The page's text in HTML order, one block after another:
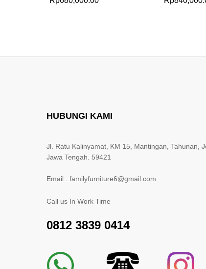
HUBUNGI KAMI
Jl. Ratu Kalinyamat, KM 15, Mantingan, Tahunan,
Jawa Tengah. 59421
Email : familyfurniture6@gmail.com
Call us In Work Time
0812 3839 0414